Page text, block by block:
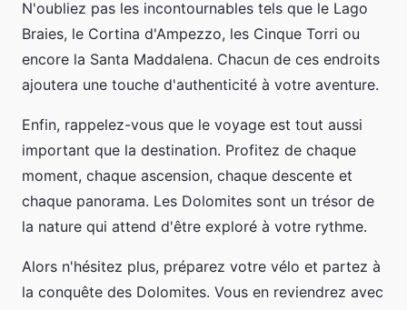
N'oubliez pas les incontournables tels que le Lago
Braies, le Cortina d'Ampezzo, les Cinque Torri ou
encore la Santa Maddalena. Chacun de ces endroits
ajoutera une touche d'authenticité à votre aventure.
Enfin, rappelez-vous que le voyage est tout aussi
important que la destination. Profitez de chaque
moment, chaque ascension, chaque descente et
chaque panorama. Les Dolomites sont un trésor de
la nature qui attend d'être exploré à votre rythme.
Alors n'hésitez plus, préparez votre vélo et partez à
la conquête des Dolomites. Vous en reviendrez avec